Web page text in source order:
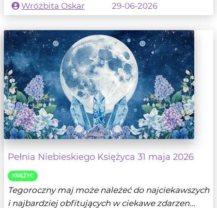
Wróżbita Oskar
29-06-2026
Pełnia Niebieskiego Księżyca 31 maja 2026
KSIĘŻYC
Tegoroczny maj może należeć do najciekawszych
i najbardziej obfitujących w ciekawe zdarzen...